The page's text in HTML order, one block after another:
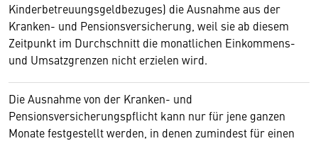
Kinderbetreuungsgeldbezuges) die Ausnahme aus der
Kranken- und Pensionsversicherung, weil sie ab diesem
Zeitpunkt im Durchschnitt die monatlichen Einkommens-
und Umsatzgrenzen nicht erzielen wird.
Die Ausnahme von der Kranken- und
Pensionsversicherungspflicht kann nur für jene ganzen
Monate festgestellt werden, in denen zumindest für einen